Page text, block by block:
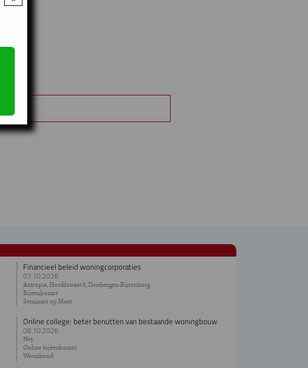
Financieel beleid woningcorporaties
07.10.2026
Antropia, Hoofdstraat 8, Driebergen-Rijsenburg
Bijeenkomst
Seminars op Maat
Online college: beter benutten van bestaande woningbouw
08.10.2026
Nvt
Online bijeenkomst
Woonbond